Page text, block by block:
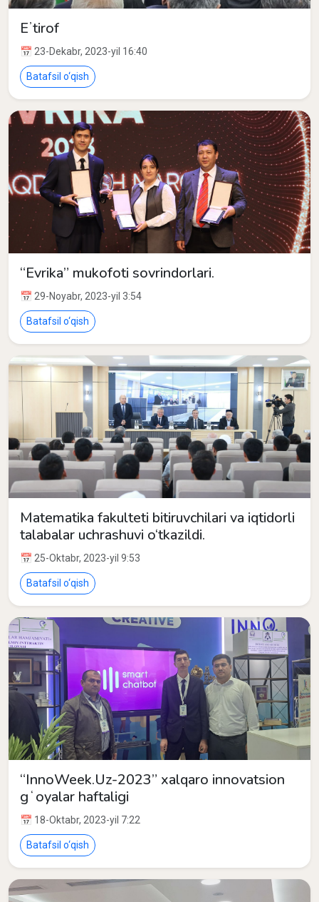
Eʼtirof
📅 23-Dekabr, 2023-yil 16:40
Batafsil o‘qish
“Evrika” mukofoti sovrindorlari.
📅 29-Noyabr, 2023-yil 3:54
Batafsil o‘qish
Matematika fakulteti bitiruvchilari va iqtidorli
talabalar uchrashuvi o‘tkazildi.
📅 25-Oktabr, 2023-yil 9:53
Batafsil o‘qish
“InnoWeek.Uz-2023” xalqaro innovatsion
gʻoyalar haftaligi
📅 18-Oktabr, 2023-yil 7:22
Batafsil o‘qish